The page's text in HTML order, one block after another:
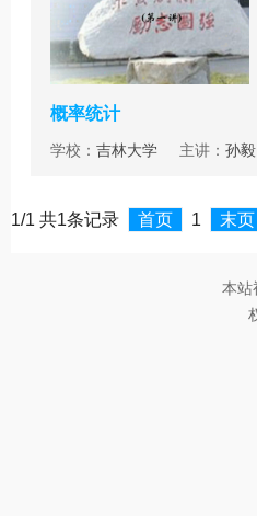
概率统计
学校： 吉林大学 主讲： 孙毅
1/1 共1条记录 首页 1 末页
本站